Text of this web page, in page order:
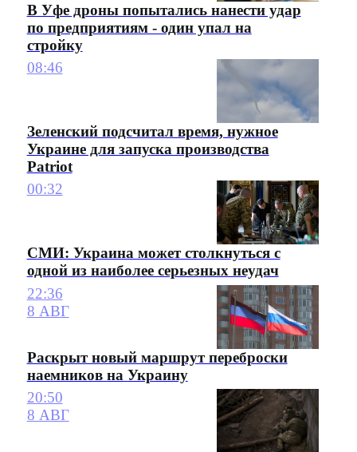
В Уфе дроны попытались нанести удар
по предприятиям - один упал на
стройку
08:46
Зеленский подсчитал время, нужное
Украине для запуска производства
Patriot
00:32
СМИ: Украина может столкнуться с
одной из наиболее серьезных неудач
22:36
8 АВГ
Раскрыт новый маршрут переброски
наемников на Украину
20:50
8 АВГ